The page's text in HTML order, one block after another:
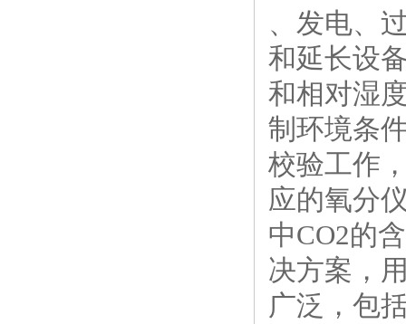
、发电、
和延长设
和相对湿
制环境条
校验工作
应的氧分
中CO2的
决方案，
广泛，包